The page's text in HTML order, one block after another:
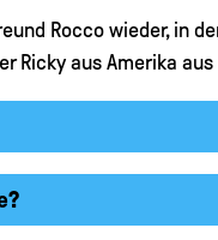
Rocco wieder, in
Ricky aus Amerika